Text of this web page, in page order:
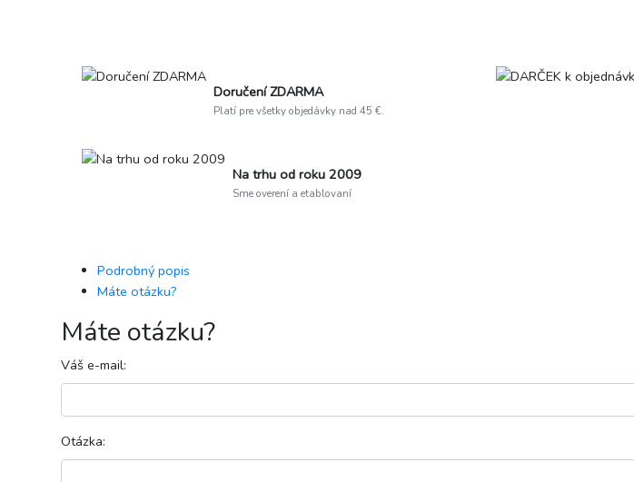
Doručení ZDARMA
Platí pre všetky objedávky nad 45 €.
Na trhu od roku 2009
Sme overení a etablovaní
Podrobný popis
Máte otázku?
Máte otázku?
Váš e-mail:
Otázka: